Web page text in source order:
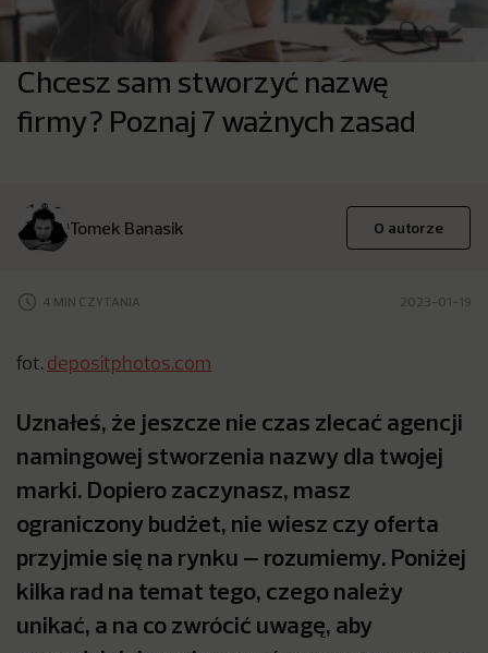
Chcesz sam stworzyć nazwę
firmy? Poznaj 7 ważnych zasad
Tomek Banasik O autorze
4 MIN CZYTANIA 2023-01-19
fot. depositphotos.com
Uznałeś, że jeszcze nie czas zlecać agencji
namingowej stworzenia nazwy dla twojej
marki. Dopiero zaczynasz, masz
ograniczony budżet, nie wiesz czy oferta
przyjmie się na rynku – rozumiemy. Poniżej
kilka rad na temat tego, czego należy
unikać, a na co zwrócić uwagę, aby